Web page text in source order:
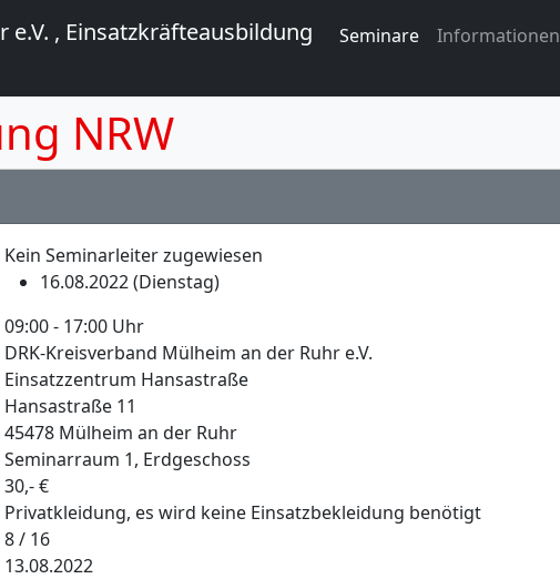
Seminare Informationen
NRW
Kein Seminarleiter zugewiesen
16.08.2022 (Dienstag)
09:00 - 17:00 Uhr
DRK-Kreisverband Mülheim an der Ruhr e.V.
Einsatzzentrum Hansastraße
Hansastraße 11
45478 Mülheim an der Ruhr
Seminarraum 1, Erdgeschoss
30,- €
Privatkleidung, es wird keine Einsatzbekleidung benötigt
8 / 16
13.08.2022